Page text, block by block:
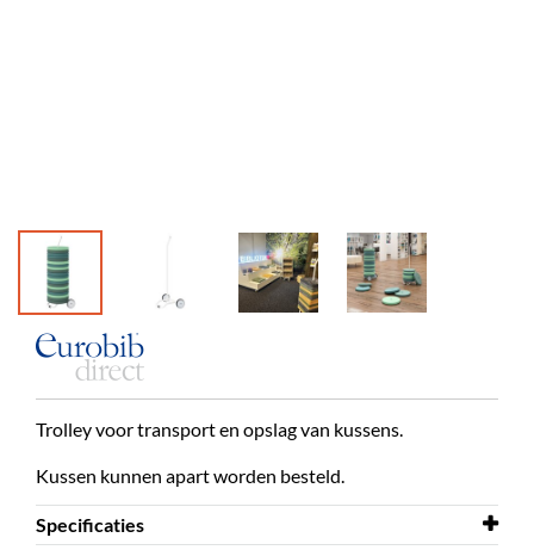
Trolley voor transport en opslag van kussens.
Kussen kunnen apart worden besteld.
Specificaties